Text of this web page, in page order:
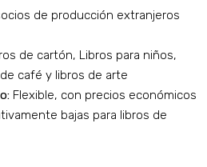
de producción extranjeros
de cartón, Libros para niños,
café y libros de arte
Flexible, con precios económicos
bajas para libros de